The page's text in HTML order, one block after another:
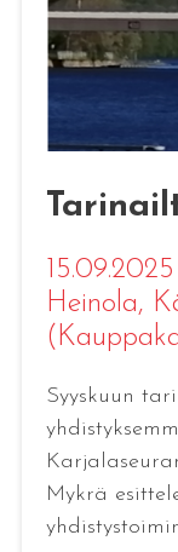
Heinola,
Syyskuun
Mykrä